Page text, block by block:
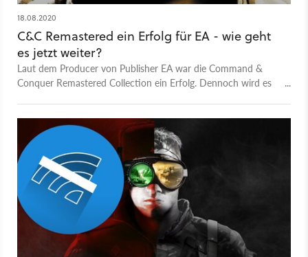
18.08.2020
C&C Remastered ein Erfolg für EA - wie geht
es jetzt weiter?
Laut dem Producer von Publisher EA war die Command &
Conquer Remastered Collection ein Erfolg. Dennoch wird es